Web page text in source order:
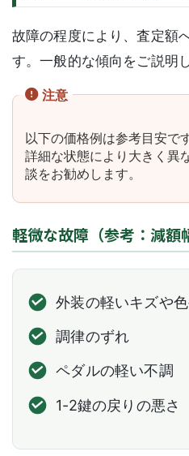
故障の程度により、査定額
す。一般的な傾向をご説明
注意
以下の価格例は参考目安で
詳細な状態により大きく異
談をお勧めします。
軽微な故障（参考：減額
外装の軽いキズや
調律のずれ
ペダルの軽い不調
1-2鍵の戻りの悪さ